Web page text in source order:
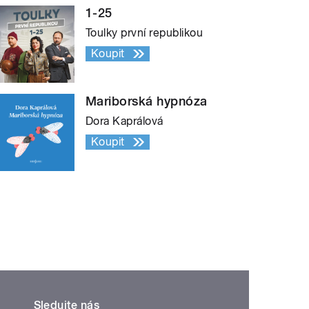
1-25
Toulky první republikou
Koupit
Mariborská hypnóza
Dora Kaprálová
Koupit
Sledujte nás